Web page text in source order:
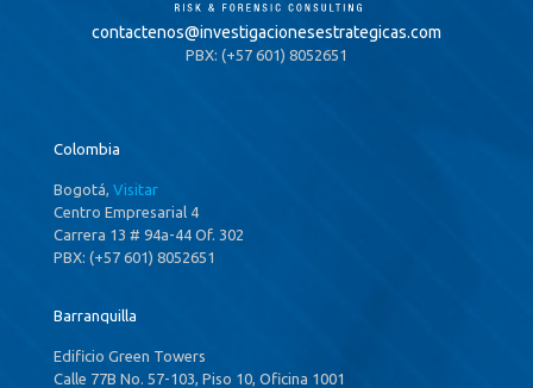
contactenos@investigacionesestrategicas.com
PBX: (+57 601) 8052651
Colombia
Bogotá, Visitar
Centro Empresarial 4
Carrera 13 # 94a-44 Of. 302
PBX: (+57 601) 8052651
Barranquilla
Edificio Green Towers
Calle 77B No. 57-103, Piso 10, Oficina 1001